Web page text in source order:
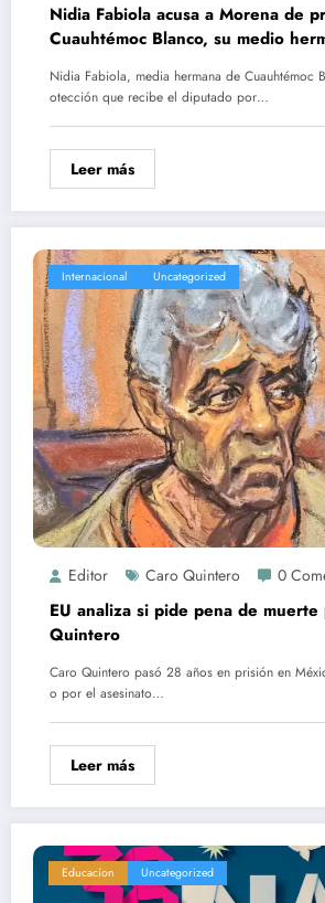
Nidia Fabiola acusa a Morena de
Cuauhtémoc Blanco, su medio
Nidia Fabiola, media hermana de Cuauhtémoc
otección que recibe el diputado por…
Leer más
Internacional Uncategorized
Editor Caro Quintero 0
EU analiza si pide pena de muerte
Quintero
Caro Quintero pasó 28 años en prisión en
o por el asesinato…
Leer más
Educacíon Uncategorized